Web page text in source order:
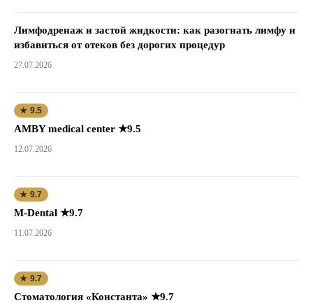
Лимфодренаж и застой жидкости: как разогнать лимфу и
избавиться от отеков без дорогих процедур
27.07.2026
★ 9.5
AMBY medical center ★9.5
12.07.2026
★ 9.7
M-Dental ★9.7
11.07.2026
★ 9.7
Стоматология «Константа» ★9.7